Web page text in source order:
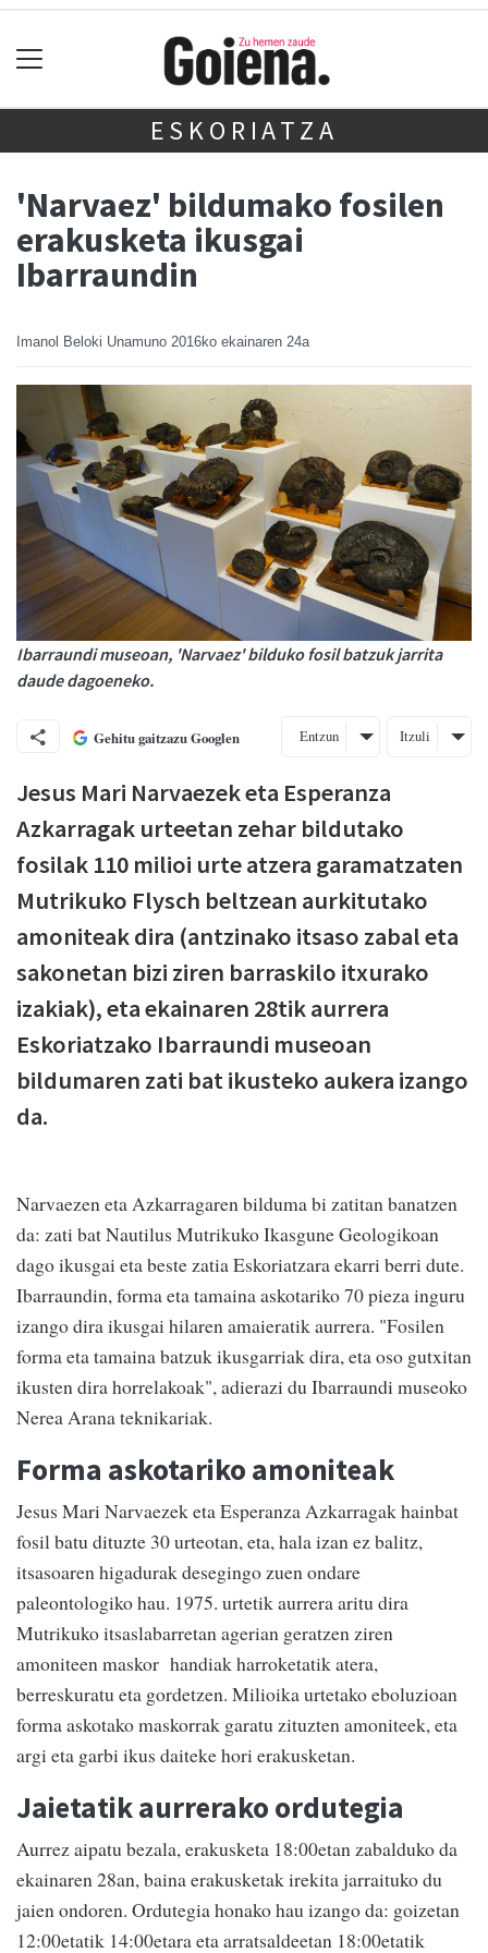
ESKORIATZA
'Narvaez' bildumako fosilen
erakusketa ikusgai
Ibarraundin
Imanol Beloki Unamuno 2016ko ekainaren 24a
Ibarraundi museoan, 'Narvaez' bilduko fosil batzuk jarrita
daude dagoeneko.
Gehitu gaitzazu Googlen Entzun Itzuli
Jesus Mari Narvaezek eta Esperanza
Azkarragak urteetan zehar bildutako
fosilak 110 milioi urte atzera garamatzaten
Mutrikuko Flysch beltzean aurkitutako
amoniteak dira (antzinako itsaso zabal eta
sakonetan bizi ziren barraskilo itxurako
izakiak), eta ekainaren 28tik aurrera
Eskoriatzako Ibarraundi museoan
bildumaren zati bat ikusteko aukera izango
da.
Narvaezen eta Azkarragaren bilduma bi zatitan banatzen
da: zati bat Nautilus Mutrikuko Ikasgune Geologikoan
dago ikusgai eta beste zatia Eskoriatzara ekarri berri dute.
Ibarraundin, forma eta tamaina askotariko 70 pieza inguru
izango dira ikusgai hilaren amaieratik aurrera. "Fosilen
forma eta tamaina batzuk ikusgarriak dira, eta oso gutxitan
ikusten dira horrelakoak", adierazi du Ibarraundi museoko
Nerea Arana teknikariak.
Forma askotariko amoniteak
Jesus Mari Narvaezek eta Esperanza Azkarragak hainbat
fosil batu dituzte 30 urteotan, eta, hala izan ez balitz,
itsasoaren higadurak desegingo zuen ondare
paleontologiko hau. 1975. urtetik aurrera aritu dira
Mutrikuko itsaslabarretan agerian geratzen ziren
amoniteen maskor handiak harroketatik atera,
berreskuratu eta gordetzen. Milioika urtetako eboluzioan
forma askotako maskorrak garatu zituzten amoniteek, eta
argi eta garbi ikus daiteke hori erakusketan.
Jaietatik aurrerako ordutegia
Aurrez aipatu bezala, erakusketa 18:00etan zabalduko da
ekainaren 28an, baina erakusketak irekita jarraituko du
jaien ondoren. Ordutegia honako hau izango da: goizetan
12:00etatik 14:00etara eta arratsaldeetan 18:00etatik